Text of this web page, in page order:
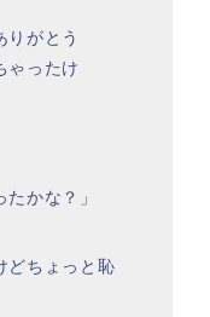
りがとう
ゃったけ
かな？」
どちょっと恥